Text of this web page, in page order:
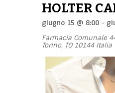
HOLTER
giugno 15 @ 8:00 -
Farmacia Comunale
Torino, TO 10144 Italia